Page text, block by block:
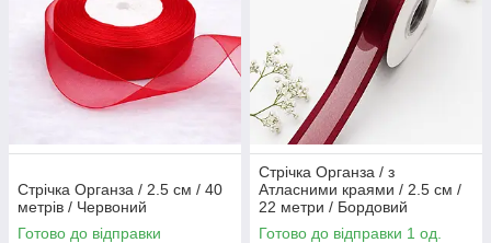
Стрічка Органза / 2.5 см / 40
метрів / Червоний
Готово до відправки
Стрічка Органза / з
Атласними краями / 2.5 см /
22 метри / Бордовий
Готово до відправки 1 од.